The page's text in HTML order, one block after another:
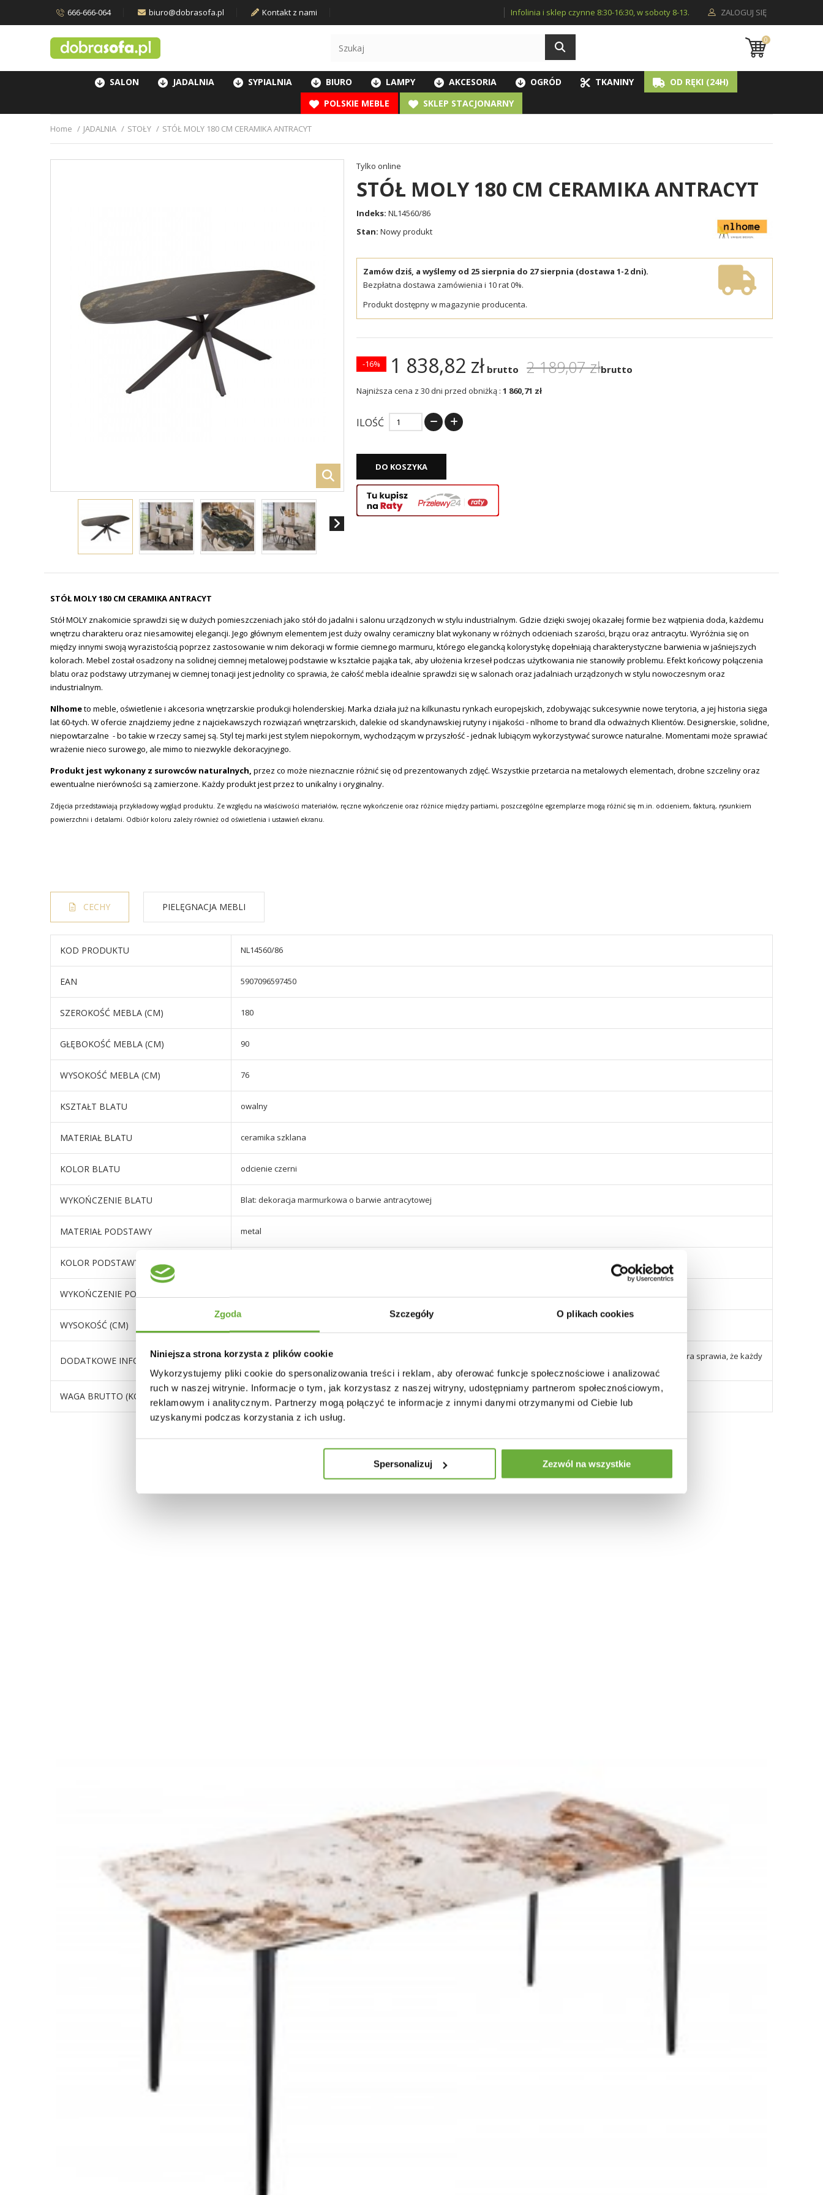
Zgoda Szczegóły O plikach cookies
Niniejsza strona korzysta z plików cookie
Wykorzystujemy pliki cookie do spersonalizowania treści i reklam, aby oferować funkcje społecznościowe i analizować
ruch w naszej witrynie. Informacje o tym, jak korzystasz z naszej witryny, udostępniamy partnerom społecznościowym,
reklamowym i analitycznym. Partnerzy mogą połączyć te informacje z innymi danymi otrzymanymi od Ciebie lub
uzyskanymi podczas korzystania z ich usług.
Spersonalizuj Zezwól na wszystkie
ZALOGUJ SIĘ
666-666-064 biuro@dobrasofa.pl Kontakt z nami Infolinia i sklep czynne 8:30-16:30, w soboty 8-13.
0
SALON JADALNIA SYPIALNIA BIURO LAMPY AKCESORIA OGRÓD TKANINY
OD RĘKI (24H)
POLSKIE MEBLE
SKLEP STACJONARNY
Home JADALNIA STOŁY STÓŁ MOLY 180 CM CERAMIKA ANTRACYT
Tylko online
STÓŁ MOLY 180 CM CERAMIKA ANTRACYT
Indeks: NL14560/86
Stan: Nowy produkt
Zamów dziś, a wyślemy od 25 sierpnia do 27 sierpnia (dostawa 1-2 dni).
Bezpłatna dostawa zamówienia i 10 rat 0%.
Produkt dostępny w magazynie producenta.
1 838,82 zł brutto 2 189,07 złbrutto
-16%
Najniższa cena z 30 dni przed obniżką : 1 860,71 zł
ILOŚĆ
DO KOSZYKA
STÓŁ MOLY 180 CM CERAMIKA ANTRACYT
Stół MOLY znakomicie sprawdzi się w dużych pomieszczeniach jako stół do jadalni i salonu urządzonych w stylu industrialnym. Gdzie dzięki swojej okazałej formie bez wątpienia doda, każdemu
wnętrzu charakteru oraz niesamowitej elegancji. Jego głównym elementem jest duży owalny ceramiczny blat wykonany w różnych odcieniach szarości, brązu oraz antracytu. Wyróżnia się on
między innymi swoją wyrazistością poprzez zastosowanie w nim dekoracji w formie ciemnego marmuru, którego elegancką kolorystykę dopełniają charakterystyczne barwienia w jaśniejszych
kolorach. Mebel został osadzony na solidnej ciemnej metalowej podstawie w kształcie pająka tak, aby ułożenia krzeseł podczas użytkowania nie stanowiły problemu. Efekt końcowy połączenia
blatu oraz podstawy utrzymanej w ciemnej tonacji jest jednolity co sprawia, że całość mebla idealnie sprawdzi się w salonach oraz jadalniach urządzonych w stylu nowoczesnym oraz
industrialnym.
Nlhometo meble, oświetlenie i akcesoria wnętrzarskie produkcji holenderskiej. Marka działa już na kilkunastu rynkach europejskich, zdobywając sukcesywnie nowe terytoria, a jej historia sięga
lat 60-tych. W ofercie znajdziemy jedne z najciekawszych rozwiązań wnętrzarskich, dalekie od skandynawskiej rutyny i nijakości - nlhome to brand dla odważnych Klientów. Designerskie, solidne,
niepowtarzalne - bo takie w rzeczy samej są. Styl tej marki jest stylem niepokornym, wychodzącym w przyszłość - jednak lubiącym wykorzystywać surowce naturalne. Momentami może sprawiać
wrażenie nieco surowego, ale mimo to niezwykle dekoracyjnego.
Produkt jest wykonany z surowców naturalnych, przez co może nieznacznie różnić się od prezentowanych zdjęć. Wszystkie przetarcia na metalowych elementach, drobne szczeliny oraz
ewentualne nierówności są zamierzone. Każdy produkt jest przez to unikalny i oryginalny.
Zdjęcia przedstawiają przykładowy wygląd produktu. Ze względu na właściwości materiałów, ręczne wykończenie oraz różnice między partiami, poszczególne egzemplarze mogą różnić się m.in. odcieniem, fakturą, rysunkiem
powierzchni i detalami. Odbiór koloru zależy również od oświetlenia i ustawień ekranu.
CECHY PIELĘGNACJA MEBLI
KOD PRODUKTU NL14560/86
EAN 5907096597450
SZEROKOŚĆ MEBLA (CM) 180
GŁĘBOKOŚĆ MEBLA (CM) 90
WYSOKOŚĆ MEBLA (CM) 76
KSZTAŁT BLATU owalny
MATERIAŁ BLATU ceramika szklana
KOLOR BLATU odcienie czerni
WYKOŃCZENIE BLATU Blat: dekoracja marmurkowa o barwie antracytowej
MATERIAŁ PODSTAWY metal
KOLOR PODSTAWY
WYKOŃCZENIE PODSTAWY
WYSOKOŚĆ (CM)
DODATKOWE INFORMACJE
owalny blat stanowi antracytowa ceramika z dodatkiem charakterystycznej szarobiałej, bezowej oraz brązowej nitki, która sprawia, że każdy
WAGA BRUTTO (KG)
30 INNYCH PRODUKTÓW W TEJ SAMEJ KATEGORII: